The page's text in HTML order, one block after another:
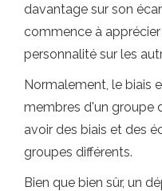
davantage sur son
commence à
personnalité sur les
Normalement, le biais
membres d'un groupe
avoir des biais et des
groupes différents.
Bien que bien sûr, un